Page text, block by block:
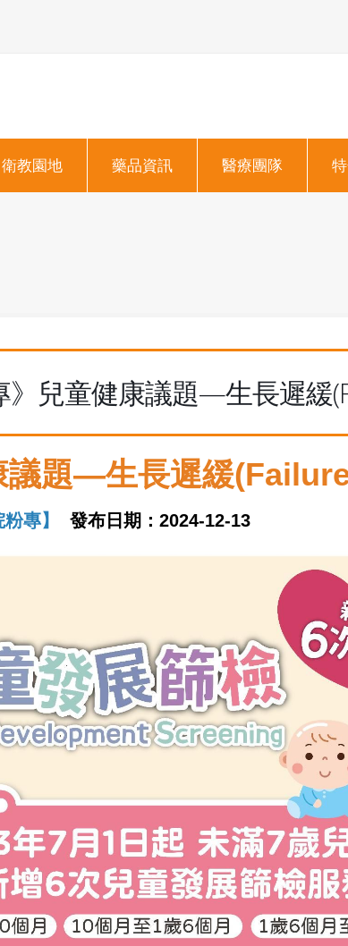
衛教園地 藥品資訊 醫療團隊
》兒童健康議題—生長遲緩
議題—生長遲緩
專】 發布日期：2024-12-13